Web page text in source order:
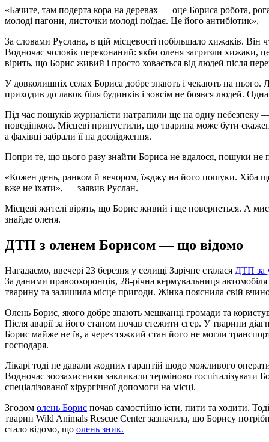
«Бачите, там подерта кора на деревах — оце Бориса робота,
молоді пагони, листочки молоді поїдає. Це його антибіотик»,
За словами Руслана, в цій місцевості побільшало хижаків. Він
Водночас чоловік переконаний: якби оленя загризли хижаки,
вірить, що Борис живий і просто ховається від людей після
У довколишніх селах Бориса добре знають і чекають на
приходив до лавок біля будинків і зовсім не боявся людей.
Під час пошуків журналісти натрапили ще на одну небезпеку
поведінкою. Місцеві припустили, що тварина може бути
а фахівці забрали її на дослідження.
Попри те, що цього разу знайти Бориса не вдалося, пошуки не
«Кожен день, ранком й вечором, їжджу на його пошуки. Хіба
вже не їхати», — заявив Руслан.
Місцеві жителі вірять, що Борис живий і ще повернеться. А
знайде оленя.
ДТП з оленем Борисом — що відомо
Нагадаємо, ввечері 23 березня у селищі Зарічне сталася ДТП за
За даними правоохоронців, 28-річна кермувальниця
тварину та залишила місце пригоди. Жінка пояснила свій
Олень Борис, якого добре знають мешканці громади та
Після аварії за його станом почав стежити єгер. У тварини
Борис майже не їв, а через тяжкий стан його не могли
господаря.
Лікарі тоді не давали жодних гарантій щодо можливого
Водночас зоозахисники закликали терміново
спеціалізованої хірургічної допомоги на місці.
Згодом олень Борис почав самостійно їсти, пити та ходити.
тварин Wild Animals Rescue Center зазначила, що Борису
стало відомо, що олень зник.